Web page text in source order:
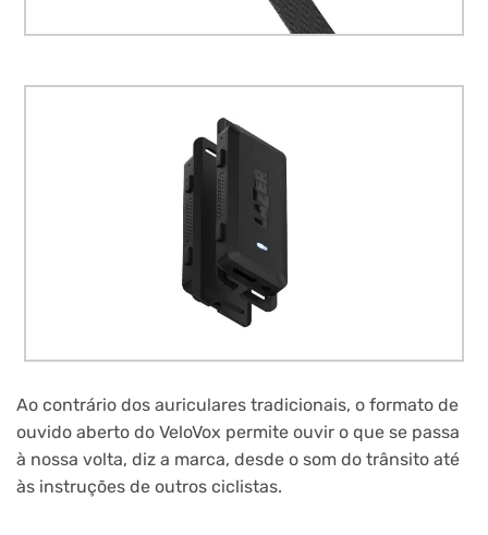
Ao contrário dos auriculares tradicionais, o formato de
ouvido aberto do VeloVox permite ouvir o que se passa
à nossa volta, diz a marca, desde o som do trânsito até
às instruções de outros ciclistas.